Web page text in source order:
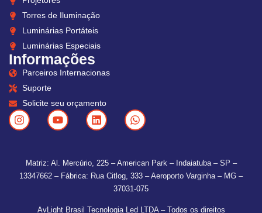
Torres de Iluminação
Luminárias Portáteis
Luminárias Especiais
Informações
Parceiros Internacionas
Suporte
Solicite seu orçamento
Matriz: Al. Mercúrio, 225 – American Park – Indaiatuba – SP –
13347662 – Fábrica: Rua Citlog, 333 – Aeroporto Varginha – MG –
37031-075
AvLight Brasil Tecnologia Led LTDA – Todos os direitos